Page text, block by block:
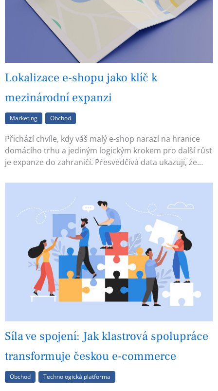
Lokalizace e-shopu jako klíč k
mezinárodní expanzi
Marketing Obchod
Přichází chvíle, kdy váš malý e-shop narazí na hranice
domácího trhu a jediným logickým krokem pro další růst
je expanze do zahraničí. Přesvědčivá data ukazují, že…
Síla ve spojení: Jak klastrová spolupráce
transformuje českou e-commerce
Obchod Technologická platforma